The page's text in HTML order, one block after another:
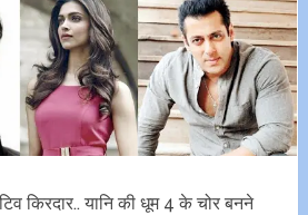
किरदार.. यानि की धूम 4 के चोर बनने